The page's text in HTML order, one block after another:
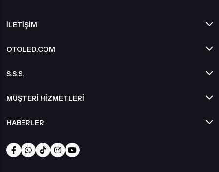
İLETIŞIM
OTOLED.COM
S.S.S.
MÜŞTERI HIZMETLERI
HABERLER